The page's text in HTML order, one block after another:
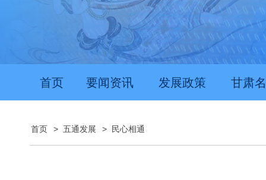
首页 要闻资讯 发展政策 甘肃
首页 > 五通发展 > 民心相通